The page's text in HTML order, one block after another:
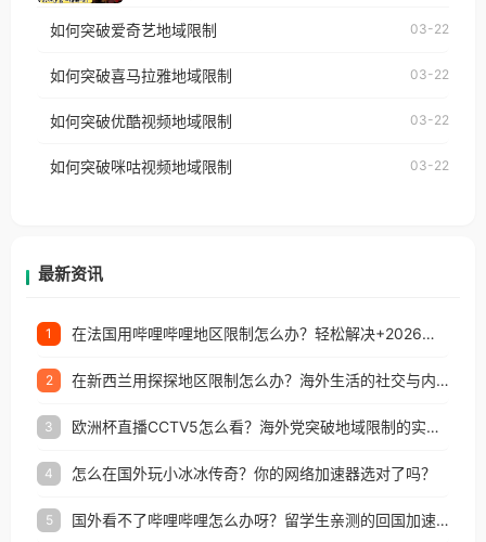
台湾、美国、加拿大、澳大利亚、欧洲等国家和地区
权限制所困扰。
播放”的提示语。 海外用户如香港、澳门、台湾、美
制问题，且仅能在中国大陆地区播放。 遇到这个问题
户收听网易云音乐地区版权限制」的问题，无论人在
如何突破爱奇艺地域限制 03-22
如何突破喜马拉雅地域限制 03-22
如何突破优酷视频地域限制 03-22
如何突破咪咕视频地域限制 03-22
最新资讯
1 在法国用哔哩哔哩地区限制怎么办？轻松解决+2026世界杯看球攻略
2 在新西兰用探探地区限制怎么办？海外生活的社交与内容之困
3 欧洲杯直播CCTV5怎么看？海外党突破地域限制的实用指南
4 怎么在国外玩小冰冰传奇？你的网络加速器选对了吗？
5 国外看不了哔哩哔哩怎么办呀？留学生亲测的回国加速全攻略（含酷我音乐渤海银行解决方法）